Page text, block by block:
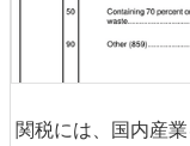
関税には、国内産